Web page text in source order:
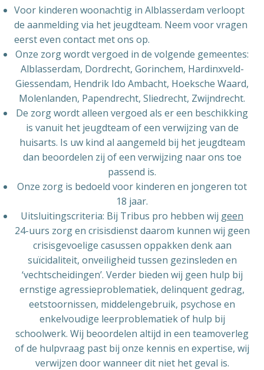
Voor kinderen woonachtig in Alblasserdam verloopt
de aanmelding via het jeugdteam. Neem voor vragen
eerst even contact met ons op.
Onze zorg wordt vergoed in de volgende gemeentes:
Alblasserdam, Dordrecht, Gorinchem, Hardinxveld-
Giessendam, Hendrik Ido Ambacht, Hoeksche Waard,
Molenlanden, Papendrecht, Sliedrecht, Zwijndrecht.
De zorg wordt alleen vergoed als er een beschikking
is vanuit het jeugdteam of een verwijzing van de
huisarts. Is uw kind al aangemeld bij het jeugdteam
dan beoordelen zij of een verwijzing naar ons toe
passend is.
Onze zorg is bedoeld voor kinderen en jongeren tot
18 jaar.
Uitsluitingscriteria: Bij Tribus pro hebben wij geen
24-uurs zorg en crisisdienst daarom kunnen wij geen
crisisgevoelige casussen oppakken denk aan
suïcidaliteit, onveiligheid tussen gezinsleden en
‘vechtscheidingen’. Verder bieden wij geen hulp bij
ernstige agressieproblematiek, delinquent gedrag,
eetstoornissen, middelengebruik, psychose en
enkelvoudige leerproblematiek of hulp bij
schoolwerk. Wij beoordelen altijd in een teamoverleg
of de hulpvraag past bij onze kennis en expertise, wij
verwijzen door wanneer dit niet het geval is.